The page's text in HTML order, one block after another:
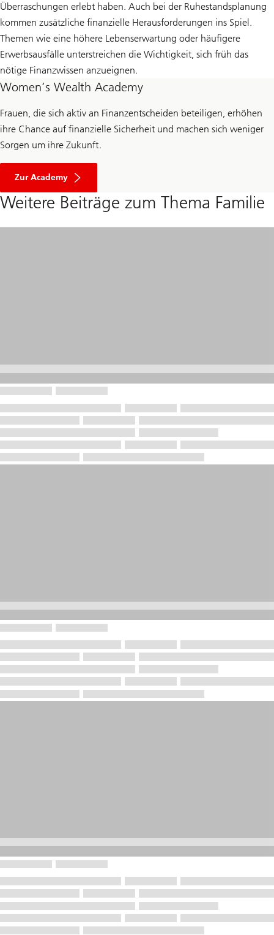
Überraschungen erlebt haben. Auch bei der Ruhestandsplanung
kommen zusätzliche finanzielle Herausforderungen ins Spiel.
Themen wie eine höhere Lebenserwartung oder häufigere
Erwerbsausfälle unterstreichen die Wichtigkeit, sich früh das
nötige Finanzwissen anzueignen.
Women’s Wealth Academy
Frauen, die sich aktiv an Finanzentscheiden beteiligen, erhöhen
ihre Chance auf finanzielle Sicherheit und machen sich weniger
Sorgen um ihre Zukunft.
Zur Academy
Weitere Beiträge zum Thema Familie